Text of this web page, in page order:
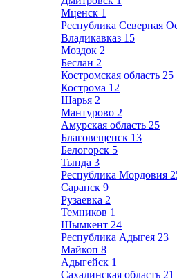
Мценск 1
Республика Северная
Владикавказ 15
Моздок 2
Беслан 2
Костромская область 25
Кострома 12
Шарья 2
Мантурово 2
Амурская область 25
Благовещенск 13
Белогорск 5
Тында 3
Республика Мордовия
Саранск 9
Рузаевка 2
Темников 1
Шымкент 24
Республика Адыгея 23
Майкоп 8
Адыгейск 1
Сахалинская область 21